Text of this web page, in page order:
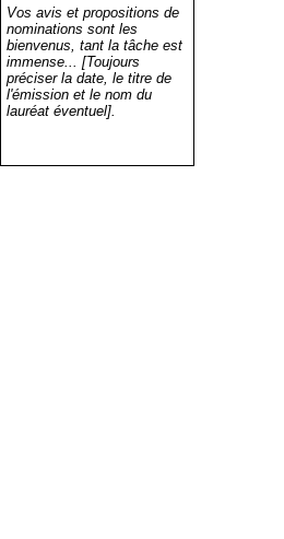
Vos avis et propositions de
nominations sont les
bienvenus, tant la tâche est
immense... [Toujours
préciser la date, le titre de
l'émission et le nom du
lauréat éventuel].